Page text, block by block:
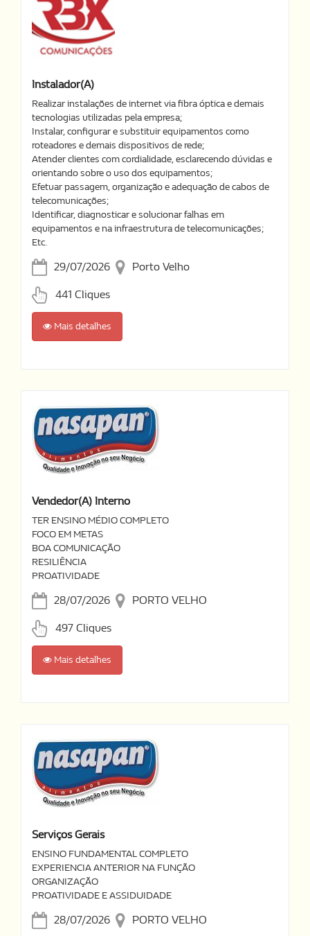
Instalador(a)
Realizar instalações de internet via fibra óptica e demais
tecnologias utilizadas pela empresa;
Instalar, configurar e substituir equipamentos como
roteadores e demais dispositivos de rede;
Atender clientes com cordialidade, esclarecendo dúvidas e
orientando sobre o uso dos equipamentos;
Efetuar passagem, organização e adequação de cabos de
telecomunicações;
Identificar, diagnosticar e solucionar falhas em
equipamentos e na infraestrutura de telecomunicações;
Etc.
29/07/2026 Porto Velho
441 Cliques
Mais detalhes
Vendedor(a) Interno
TER ENSINO MÉDIO COMPLETO
FOCO EM METAS
BOA COMUNICAÇÃO
RESILIÊNCIA
PROATIVIDADE
28/07/2026 PORTO VELHO
497 Cliques
Mais detalhes
Serviços Gerais
ENSINO FUNDAMENTAL COMPLETO
EXPERIENCIA ANTERIOR NA FUNÇÃO
ORGANIZAÇÃO
PROATIVIDADE E ASSIDUIDADE
28/07/2026 PORTO VELHO